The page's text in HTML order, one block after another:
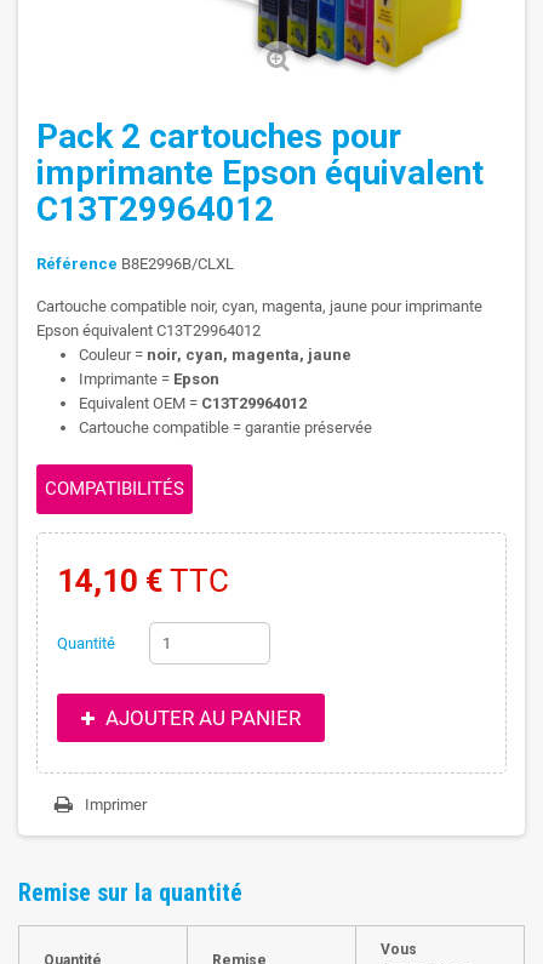
Pack 2 cartouches pour
imprimante Epson équivalent
C13T29964012
Référence B8E2996B/CLXL
Cartouche compatible noir, cyan, magenta, jaune pour imprimante
Epson équivalent C13T29964012
Couleur = noir, cyan, magenta, jaune
Imprimante = Epson
Equivalent OEM = C13T29964012
Cartouche compatible = garantie préservée
COMPATIBILITÉS
14,10 € TTC
Quantité
AJOUTER AU PANIER
Imprimer
Remise sur la quantité
Quantité Remise
Vous